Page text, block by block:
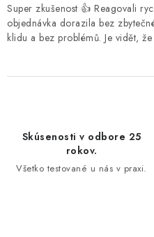
Super zkušenost 👍 Reagovali
objednávka dorazila bez
klidu a bez problémů. Je vidět,
Skúsenosti v odbore 25
rokov.
Všetko testované u nás v praxi.